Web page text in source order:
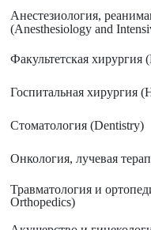
Анестезиология,
(Anesthesiology and
Факультетская хирургия (
Госпитальная хирургия (
Стоматология (Dentistry)
Онкология, лучевая
Травматология и
Orthopedics)